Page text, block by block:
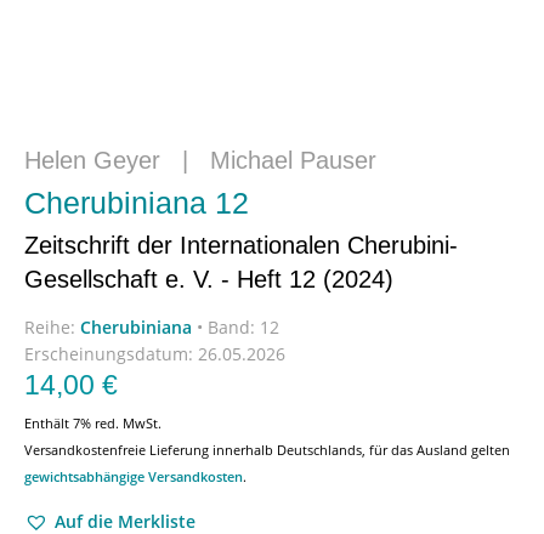
Helen Geyer Michael Pauser
Cherubiniana 12
Zeitschrift der Internationalen Cherubini-
Gesellschaft e. V. - Heft 12 (2024)
Reihe: Cherubiniana • Band: 12
Erscheinungsdatum: 26.05.2026
14,00 €
Enthält 7% red. MwSt.
Versandkostenfreie Lieferung innerhalb Deutschlands, für das Ausland gelten
gewichtsabhängige Versandkosten.
Auf die Merkliste